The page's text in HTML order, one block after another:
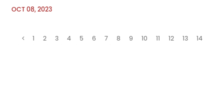
OCT 08, 2023
1 2 3 4 5 6 7 8 9 10 11 12 13
14